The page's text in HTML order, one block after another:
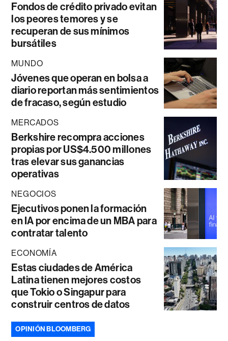
Fondos de crédito privado evitan
los peores temores y se
recuperan de sus mínimos
bursátiles
MUNDO
Jóvenes que operan en bolsa a
diario reportan más sentimientos
de fracaso, según estudio
MERCADOS
Berkshire recompra acciones
propias por US$4.500 millones
tras elevar sus ganancias
operativas
NEGOCIOS
Ejecutivos ponen la formación
en IA por encima de un MBA para
contratar talento
ECONOMÍA
Estas ciudades de América
Latina tienen mejores costos
que Tokio o Singapur para
construir centros de datos
OPINIÓN BLOOMBERG